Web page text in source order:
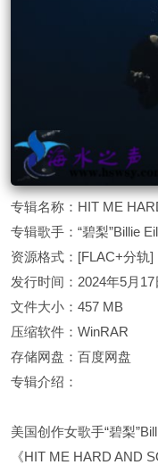
专辑名称：HIT ME
专辑歌手：“碧梨”Billie
资源格式：[FLAC+分轨]
发行时间：2024年5月17
文件大小：457 MB
压缩软件：WinRAR
存储网盘：百度网盘
专辑介绍：
美国创作女歌手“碧梨
《HIT ME HARD AND